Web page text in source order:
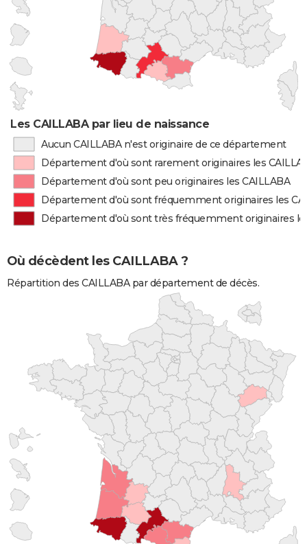
Les CAILLABA par lieu de naissance
Aucun CAILLABA n'est originaire de ce département
Département d'où sont rarement originaires les
Département d'où sont peu originaires les CAILLABA
Département d'où sont fréquemment originaires les
Département d'où sont très fréquemment originaires
Où décèdent les CAILLABA ?
Répartition des CAILLABA par département de décès.